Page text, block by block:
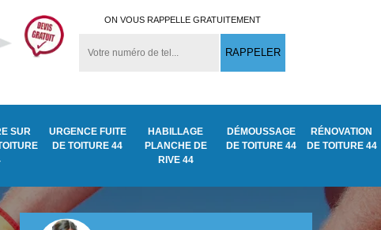
ON VOUS RAPPELLE GRATUITEMENT
SUR
URGENCE FUITE
DE TOITURE 44
HABILLAGE
PLANCHE DE
RIVE 44
DÉMOUSSAGE
DE TOITURE 44
RÉNOVATION
DE TOITURE 44